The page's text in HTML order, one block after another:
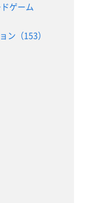
ゲーム
ン（153）